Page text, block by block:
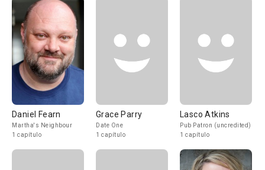
Daniel Fearn
Martha's Neighbour
1 capítulo
Grace Parry
Date One
1 capítulo
Lasco Atkins
Pub Patron (uncredited)
1 capítulo